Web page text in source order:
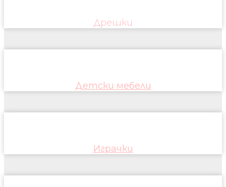
Дрешки
Детски мебели
Играчки